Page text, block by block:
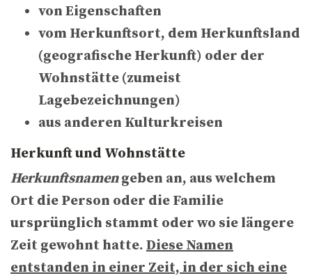
von Eigenschaften
vom Herkunftsort, dem Herkunftsland
(geografische Herkunft) oder der
Wohnstätte (zumeist
Lagebezeichnungen)
aus anderen Kulturkreisen
Herkunft und Wohnstätte
Herkunftsnamengeben an, aus welchem
Ort die Person oder die Familie
ursprünglich stammt oder wo sie längere
Zeit gewohnt hatte. Diese Namen
entstanden in einer Zeit, in der sich eine